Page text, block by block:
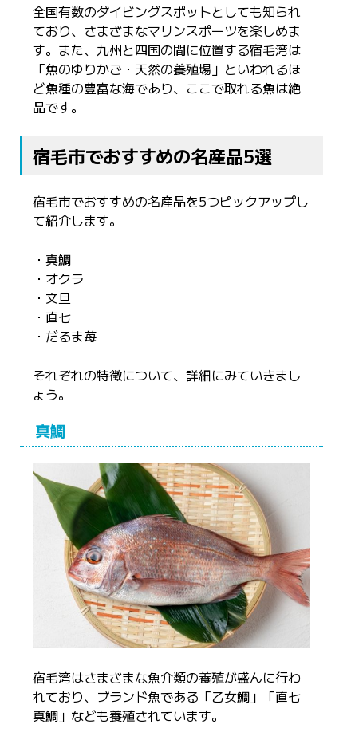
全国有数のダイビングスポットとしても知られ
ており、さまざまなマリンスポーツを楽しめま
す。また、九州と四国の間に位置する宿毛湾は
「魚のゆりかご・天然の養殖場」といわれるほ
ど魚種の豊富な海であり、ここで取れる魚は絶
品です。
宿毛市でおすすめの名産品5選
宿毛市でおすすめの名産品を5つピックアップし
て紹介します。
・真鯛
・オクラ
・文旦
・直七
・だるま苺
それぞれの特徴について、詳細にみていきまし
ょう。
真鯛
宿毛湾はさまざまな魚介類の養殖が盛んに行わ
れており、ブランド魚である「乙女鯛」「直七
真鯛」なども養殖されています。